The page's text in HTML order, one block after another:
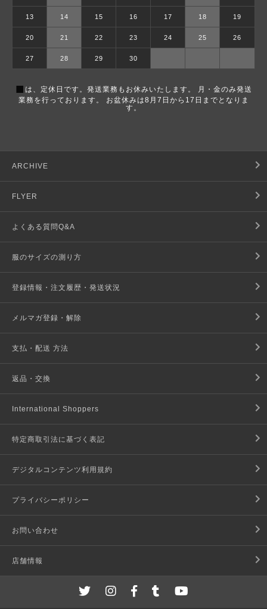
13 14 15 16 17 18 19
20 21 22 23 24 25 26
27 28 29 30
■ は、定休日です。発送業務もお休みいたします。 月・金のみ発送
業務を行っております。 お盆休みは8月7日から17日までとなりま
す。
ARCHIVE
FLYER
よくある質問Q&A
服のサイズの測り方
登録情報・注文履歴・発送状況
メルマガ登録・解除
支払・配送 方法
返品・交換
International Shoppers
特定商取引法に基づく表記
デジタルコンテンツ利用規約
プライバシーポリシー
お問い合わせ
店舗情報